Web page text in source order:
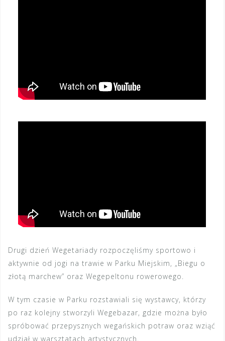
Drugi dzień Wegetariady rozpoczęliśmy sportowo i
aktywnie od jogi na trawie w Parku Miejskim, „Biegu o
złotą marchew” oraz Wegepeltonu rowerowego.
W tym czasie w Parku rozstawiali się wystawcy, którzy
po raz kolejny stworzyli Wegebazar, gdzie można było
spróbować przepysznych wegańskich potraw oraz wziąć
udział w warsztatach artystycznych.